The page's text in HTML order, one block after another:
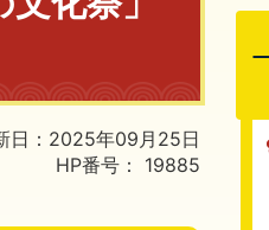
日：2025年09月25日
HP番号：
19885